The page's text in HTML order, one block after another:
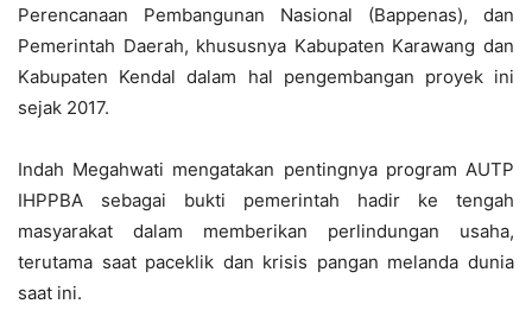
Perencanaan Pembangunan Nasional (Bappenas), dan
Pemerintah Daerah, khususnya Kabupaten Karawang dan
Kabupaten Kendal dalam hal pengembangan proyek ini
sejak 2017.
Indah Megahwati mengatakan pentingnya program AUTP
IHPPBA sebagai bukti pemerintah hadir ke tengah
masyarakat dalam memberikan perlindungan usaha,
terutama saat paceklik dan krisis pangan melanda dunia
saat ini.